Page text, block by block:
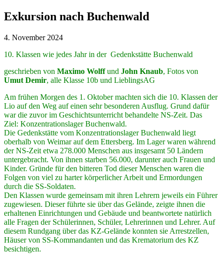
Exkursion nach Buchenwald
4. November 2024
10. Klassen wie jedes Jahr in der Gedenkstätte Buchenwald
geschrieben von Maximo Wolffund John Knaub, Fotos von
Umut Demir, alle Klasse 10b und LieblingsAG
Am frühen Morgen des 1. Oktober machten sich die 10. Klassen der
Lio auf den Weg auf einen sehr besonderen Ausflug. Grund dafür
war die zuvor im Geschichtsunterricht behandelte NS-Zeit. Das
Ziel: Konzentrationslager Buchenwald.
Die Gedenkstätte vom Konzentrationslager Buchenwald liegt
oberhalb von Weimar auf dem Ettersberg. Im Lager waren während
der NS-Zeit etwa 278.000 Menschen aus insgesamt 50 Ländern
untergebracht. Von ihnen starben 56.000, darunter auch Frauen und
Kinder. Gründe für den bitteren Tod dieser Menschen waren die
Folgen von viel zu harter körperlicher Arbeit und Ermordungen
durch die SS-Soldaten.
Den Klassen wurde gemeinsam mit ihren Lehrern jeweils ein Führer
zugewiesen. Dieser führte sie über das Gelände, zeigte ihnen die
erhaltenen Einrichtungen und Gebäude und beantwortete natürlich
alle Fragen der Schülerinnen, Schüler, Lehrerinnen und Lehrer. Auf
diesem Rundgang über das KZ-Gelände konnten sie Arrestzellen,
Häuser von SS-Kommandanten und das Krematorium des KZ
besichtigen.